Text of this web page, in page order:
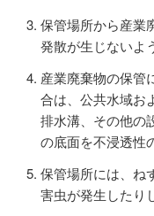
保管場所から産業
発散が生じないよ
産業廃棄物の保管
合は、公共水域お
排水溝、その他の
の底面を不浸透性
保管場所には、ね
害虫が発生したり